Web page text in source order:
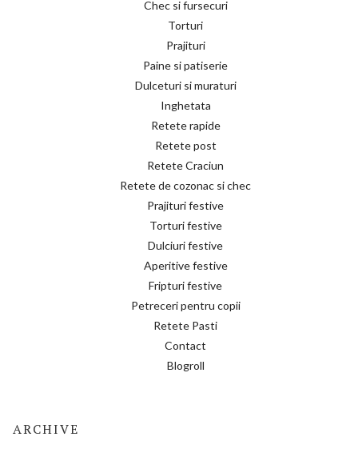
Chec si fursecuri
Torturi
Prajituri
Paine si patiserie
Dulceturi si muraturi
Inghetata
Retete rapide
Retete post
Retete Craciun
Retete de cozonac si chec
Prajituri festive
Torturi festive
Dulciuri festive
Aperitive festive
Fripturi festive
Petreceri pentru copii
Retete Pasti
Contact
Blogroll
ARCHIVE